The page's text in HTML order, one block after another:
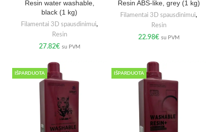
Resin water washable,
black (1 kg)
Filamentai 3D spausdinimui,
Resin
27.82€ su PVM
Resin ABS-like, grey (1 kg)
Filamentai 3D spausdinimui,
Resin
22.98€ su PVM
IŠPARDUOTA IŠPARDUOTA